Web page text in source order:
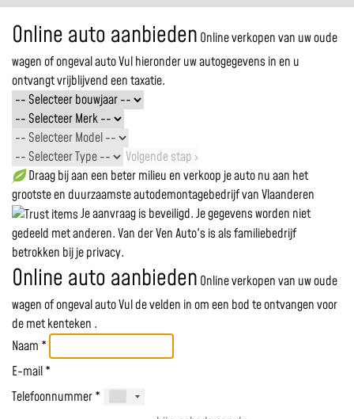
Online auto aanbieden Online verkopen van uw oude
wagen of ongeval autoVul hieronder uw autogegevens in en u
ontvangt vrijblijvend een taxatie.
Volgende stap ›
Draag bij aan een beter milieu en verkoop je auto nu aan het
grootste en duurzaamste autodemontagebedrijf van Vlaanderen
Je aanvraag is beveiligd. Je gegevens worden niet
gedeeld met anderen. Van der Ven Auto's is als familiebedrijf
betrokken bij je privacy.
Online auto aanbieden Online verkopen van uw oude
wagen of ongeval autoVul de velden in om een bod te ontvangen voor
demet kenteken .
Naam *
E-mail *
Telefoonnummer *